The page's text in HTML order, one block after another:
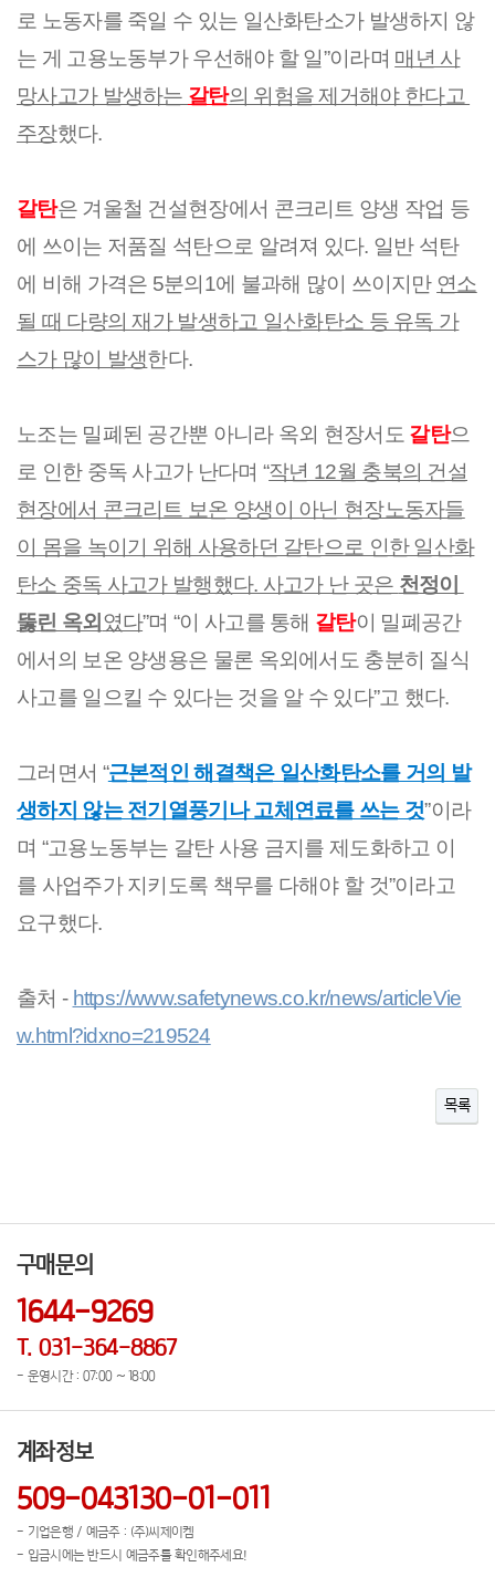
로 노동자를 죽일 수 있는 일산화탄소가 발생하지 않
는 게 고용노동부가 우선해야 할 일”이라며 매년 사
망사고가 발생하는 갈탄의 위험을 제거해야 한다고
주장했다.
갈탄은 겨울철 건설현장에서 콘크리트 양생 작업 등
에 쓰이는 저품질 석탄으로 알려져 있다. 일반 석탄
에 비해 가격은 5분의1에 불과해 많이 쓰이지만 연소
될 때 다량의 재가 발생하고 일산화탄소 등 유독 가
스가 많이 발생한다.
노조는 밀폐된 공간뿐 아니라 옥외 현장서도 갈탄으
로 인한 중독 사고가 난다며 “작년 12월 충북의 건설
현장에서 콘크리트 보온 양생이 아닌 현장노동자들
이 몸을 녹이기 위해 사용하던 갈탄으로 인한 일산화
탄소 중독 사고가 발행했다. 사고가 난 곳은 천정이
뚫린 옥외 였다”며 “이 사고를 통해 갈탄이 밀폐공간
에서의 보온 양생용은 물론 옥외에서도 충분히 질식
사고를 일으킬 수 있다는 것을 알 수 있다”고 했다.
그러면서 “근본적인 해결책은 일산화탄소를 거의 발
생하지 않는 전기열풍기나 고체연료를 쓰는 것”이라
며 “고용노동부는 갈탄 사용 금지를 제도화하고 이
를 사업주가 지키도록 책무를 다해야 할 것”이라고
요구했다.
출처 - https://www.safetynews.co.kr/news/articleVie
w.html?idxno=219524
목록
구매문의
1644-9269
T. 031-364-8867
- 운영시간 : 07:00 ~ 18:00
계좌정보
509-043130-01-011
- 기업은행 / 예금주 : (주)씨제이켐
- 입금시에는 반드시 예금주를 확인해주세요!